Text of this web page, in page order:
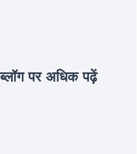
पर अधिक पढ़ें